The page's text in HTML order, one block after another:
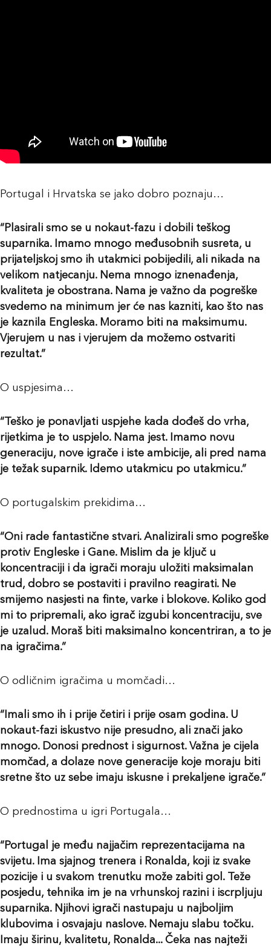
Portugal i Hrvatska se jako dobro poznaju…
“Plasirali smo se u nokaut-fazu i dobili teškog
suparnika. Imamo mnogo međusobnih susreta, u
prijateljskoj smo ih utakmici pobijedili, ali nikada na
velikom natjecanju. Nema mnogo iznenađenja,
kvaliteta je obostrana. Nama je važno da pogreške
svedemo na minimum jer će nas kazniti, kao što nas
je kaznila Engleska. Moramo biti na maksimumu.
Vjerujem u nas i vjerujem da možemo ostvariti
rezultat.”
O uspjesima…
“Teško je ponavljati uspjehe kada dođeš do vrha,
rijetkima je to uspjelo. Nama jest. Imamo novu
generaciju, nove igrače i iste ambicije, ali pred nama
je težak suparnik. Idemo utakmicu po utakmicu.”
O portugalskim prekidima…
“Oni rade fantastične stvari. Analizirali smo pogreške
protiv Engleske i Gane. Mislim da je ključ u
koncentraciji i da igrači moraju uložiti maksimalan
trud, dobro se postaviti i pravilno reagirati. Ne
smijemo nasjesti na finte, varke i blokove. Koliko god
mi to pripremali, ako igrač izgubi koncentraciju, sve
je uzalud. Moraš biti maksimalno koncentriran, a to je
na igračima.”
O odličnim igračima u momčadi…
“Imali smo ih i prije četiri i prije osam godina. U
nokaut-fazi iskustvo nije presudno, ali znači jako
mnogo. Donosi prednost i sigurnost. Važna je cijela
momčad, a dolaze nove generacije koje moraju biti
sretne što uz sebe imaju iskusne i prekaljene igrače.”
O prednostima u igri Portugala…
“Portugal je među najjačim reprezentacijama na
svijetu. Ima sjajnog trenera i Ronalda, koji iz svake
pozicije i u svakom trenutku može zabiti gol. Teže
posjedu, tehnika im je na vrhunskoj razini i iscrpljuju
suparnika. Njihovi igrači nastupaju u najboljim
klubovima i osvajaju naslove. Nemaju slabu točku.
Imaju širinu, kvalitetu, Ronalda... Čeka nas najteži